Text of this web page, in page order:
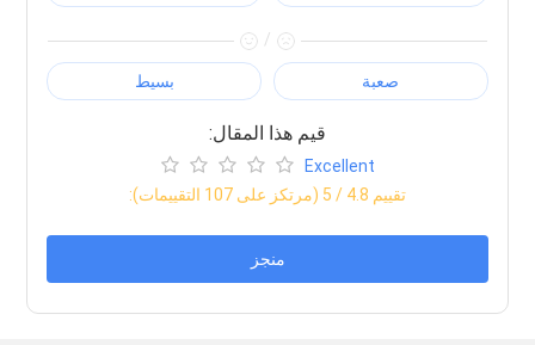
/
بسيط صعبة
:قيم هذا المقال
Excellent
:تقييم 4.8 / 5 (مرتكز على 107 التقييمات)
منجز